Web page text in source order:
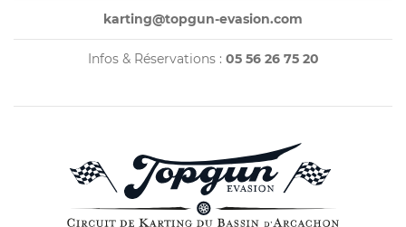
karting@topgun-evasion.com
Infos & Réservations : 05 56 26 75 20